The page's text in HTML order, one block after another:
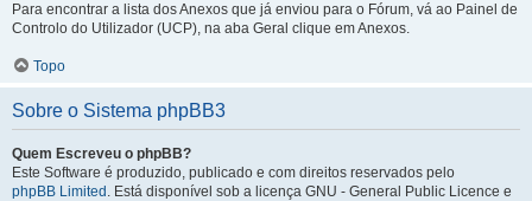
Para encontrar a lista dos Anexos que já enviou para o Fórum, vá ao Painel de
Controlo do Utilizador (UCP), na aba Geral clique em Anexos.
Topo
Sobre o Sistema phpBB3
Quem Escreveu o phpBB?
Este Software é produzido, publicado e com direitos reservados pelo
phpBB Limited . Está disponível sob a licença GNU - General Public Licence e